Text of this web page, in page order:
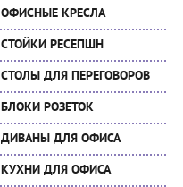
ОФИСНЫЕ КРЕСЛА
СТОЙКИ РЕСЕПШН
СТОЛЫ ДЛЯ ПЕРЕГОВОРОВ
БЛОКИ РОЗЕТОК
ДИВАНЫ ДЛЯ ОФИСА
КУХНИ ДЛЯ ОФИСА